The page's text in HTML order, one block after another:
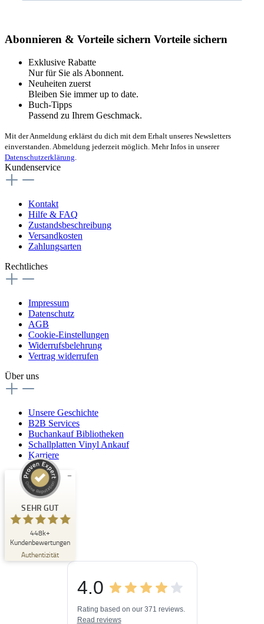
Abonnieren & Vorteile sichern Vorteile sichern
Exklusive Rabatte
Nur für Sie als Abonnent.
Neuheiten zuerst
Bleiben Sie immer up to date.
Buch-Tipps
Passend zu Ihrem Geschmack.
Mit der Anmeldung erklärst du dich mit dem Erhalt unseres Newsletters
einverstanden. Abmeldung jederzeit möglich. Mehr Infos in unserer
Datenschutzerklärung
Kundenservice
Kontakt
Hilfe & FAQ
Zustandsbeschreibung
Versandkosten
Zahlungsarten
Rechtliches
Impressum
Datenschutz
AGB
Cookie-Einstellungen
Widerrufsbelehrung
Vertrag widerrufen
Über uns
Unsere Geschichte
B2B Services
Buchankauf Bibliotheken
Schallplatten Vinyl Ankauf
Karriere
SEHR GUT
448k+
Kundenbewertungen
Authentizität
Kundenbewertungen und Erfahrungen zu
SEHR GUT
4,84
/
5,00
3
ProvenExpert.com
4.0
Rating based on our 371 reviews.
Read reviews